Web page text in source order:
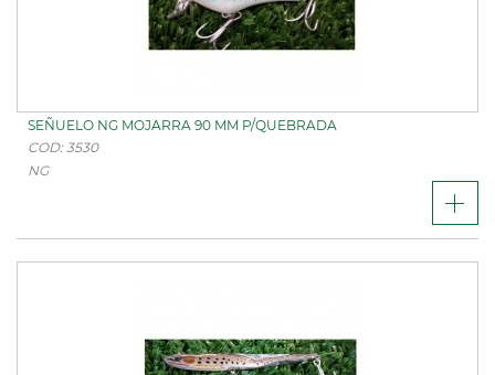
SEÑUELO NG MOJARRA 90 MM P/QUEBRADA
COD: 3530
NG